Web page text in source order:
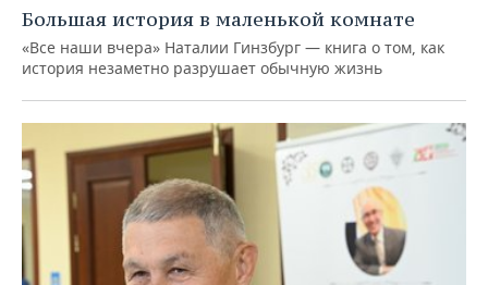
Большая история в маленькой комнате
«Все наши вчера» Наталии Гинзбург — книга о том, как
история незаметно разрушает обычную жизнь